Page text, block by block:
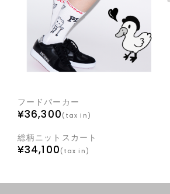
フードパーカー
¥36,300 (tax in)
総柄ニットスカート
¥34,100 (tax in)